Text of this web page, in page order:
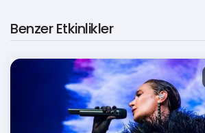
78numaralı telefonu arayarak,
- Sahne önü bilet sahiplerine minimum
şartı ile bistro imkanı
VIP Bilet Özellikleri
Benzer Etkinlikler